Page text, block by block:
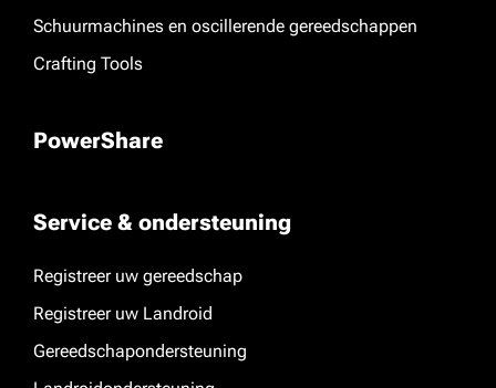
Schuurmachines en oscillerende gereedschappen
Crafting Tools
PowerShare
Service & ondersteuning
Registreer uw gereedschap
Registreer uw Landroid
Gereedschapondersteuning